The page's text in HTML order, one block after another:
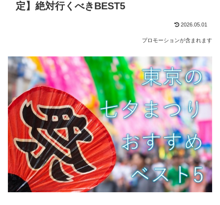
定】絶対行くべきBEST5
2026.05.01
プロモーションが含まれます